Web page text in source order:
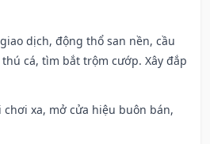
dịch, động thổ san nền, cầu
cá, tìm bắt trộm cướp. Xây đắp
chơi xa, mở cửa hiệu buôn bán,